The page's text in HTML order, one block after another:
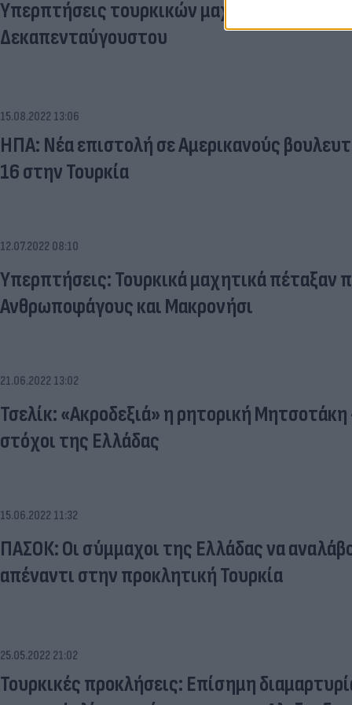
Υπερπτήσεις τουρκικών μαχητικών
Δεκαπενταύγουστου
15.08.2022 13:06
ΗΠΑ: Νέα επιστολή σε Αμερικανούς
16 στην Τουρκία
12.07.2022 08:10
Υπερπτήσεις: Τουρκικά μαχητικά πέταξαν
Ανθρωποφάγους και Μακρονήσι
21.06.2022 13:02
Τσελίκ: «Ακροδεξιά» η ρητορική Μητσοτάκη
στόχοι της Ελλάδας
15.06.2022 11:32
ΠΑΣΟΚ: Οι σύμμαχοι της Ελλάδας να
απέναντι στην προκλητική Τουρκία
25.05.2022 21:02
Τουρκικές προκλήσεις: Επίσημη